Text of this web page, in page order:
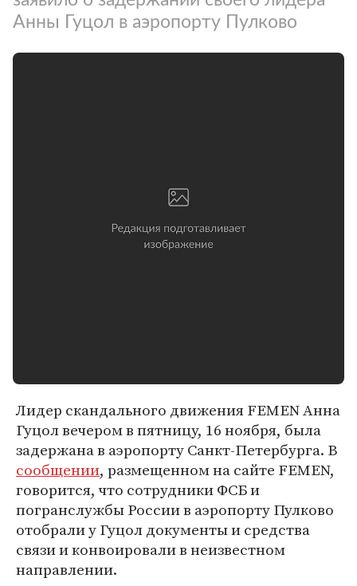
Анны Гуцол в аэропорту Пулково
Лидер скандального движения FEMEN Анна
Гуцол вечером в пятницу, 16 ноября, была
задержана в аэропорту Санкт-Петербурга. В
сообщении, размещенном на сайте FEMEN,
говорится, что сотрудники ФСБ и
погранслужбы России в аэропорту Пулково
отобрали у Гуцол документы и средства
связи и конвоировали в неизвестном
направлении.